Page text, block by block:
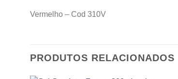
Vermelho – Cod 310V
PRODUTOS RELACIONADOS